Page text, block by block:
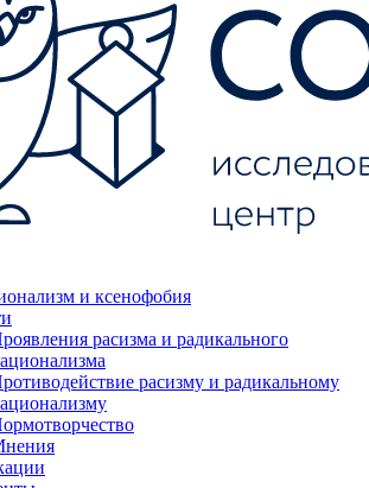
и ксенофобия
расизма и радикального
расизму и радикальному